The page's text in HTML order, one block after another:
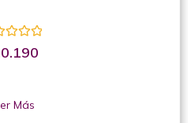
Más